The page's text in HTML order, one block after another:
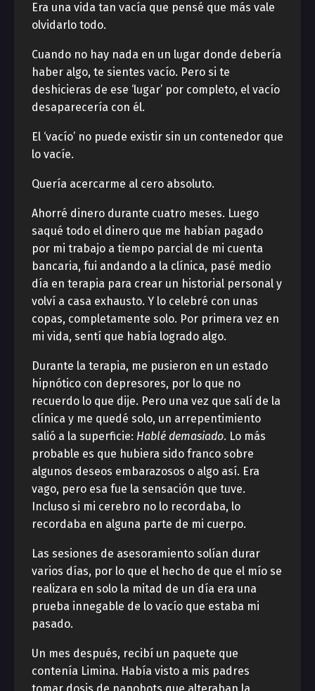
Era una vida tan vacía que pensé que más vale
olvidarlo todo.
Cuando no hay nada en un lugar donde debería
haber algo, te sientes vacío. Pero si te
deshicieras de ese ‘lugar’ por completo, el vacío
desaparecería con él.
El ‘vacío’ no puede existir sin un contenedor que
lo vacíe.
Quería acercarme al cero absoluto.
Ahorré dinero durante cuatro meses. Luego
saqué todo el dinero que me habían pagado
por mi trabajo a tiempo parcial de mi cuenta
bancaria, fui andando a la clínica, pasé medio
día en terapia para crear un historial personal y
volví a casa exhausto. Y lo celebré con unas
copas, completamente solo. Por primera vez en
mi vida, sentí que había logrado algo.
Durante la terapia, me pusieron en un estado
hipnótico con depresores, por lo que no
recuerdo lo que dije. Pero una vez que salí de la
clínica y me quedé solo, un arrepentimiento
salió a la superficie: Hablé demasiado. Lo más
probable es que hubiera sido franco sobre
algunos deseos embarazosos o algo así. Era
vago, pero esa fue la sensación que tuve.
Incluso si mi cerebro no lo recordaba, lo
recordaba en alguna parte de mi cuerpo.
Las sesiones de asesoramiento solían durar
varios días, por lo que el hecho de que el mío se
realizara en solo la mitad de un día era una
prueba innegable de lo vacío que estaba mi
pasado.
Un mes después, recibí un paquete que
contenía Limina. Había visto a mis padres